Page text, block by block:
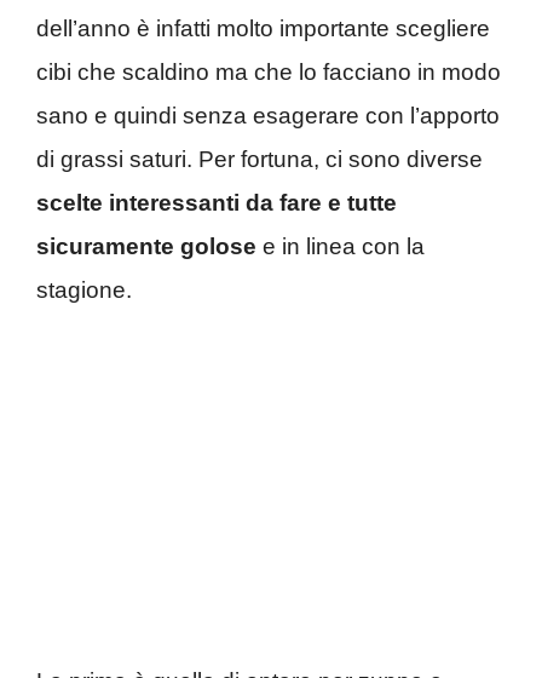
dell’anno è infatti molto importante scegliere
cibi che scaldino ma che lo facciano in modo
sano e quindi senza esagerare con l’apporto
di grassi saturi. Per fortuna, ci sono diverse
scelte interessanti da fare e tutte
sicuramente golose e in linea con la
stagione.